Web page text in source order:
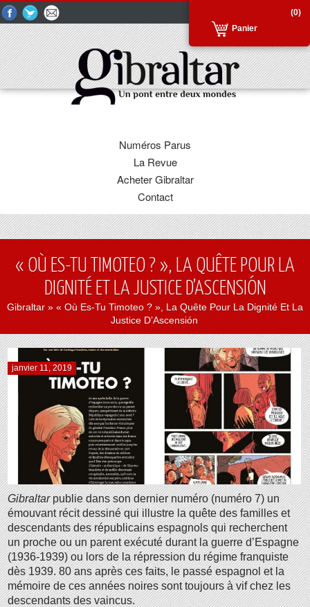
(0)
Panier
Numéros Parus
La Revue
Acheter Gibraltar
Contact
« OÙ ES-TU TIMOTEO ? », LA QUÊTE POUR LA
DIGNITÉ ET LA JUSTICE D’ASCENSIÓN
Gibraltar » « Où Es-Tu Timoteo ? », La Quête Pour La Dignité Et La
Justice D’Ascensión
janvier 11, 2019
Gibraltarpublie dans son dernier numéro (numéro 7) un
émouvant récit dessiné qui illustre la quête des familles et
descendants des républicains espagnols qui recherchent
un proche ou un parent exécuté durant la guerre d’Espagne
(1936-1939) ou lors de la répression du régime franquiste
dès 1939. 80 ans après ces faits, le passé espagnol et la
mémoire de ces années noires sont toujours à vif chez les
descendants des vaincus.